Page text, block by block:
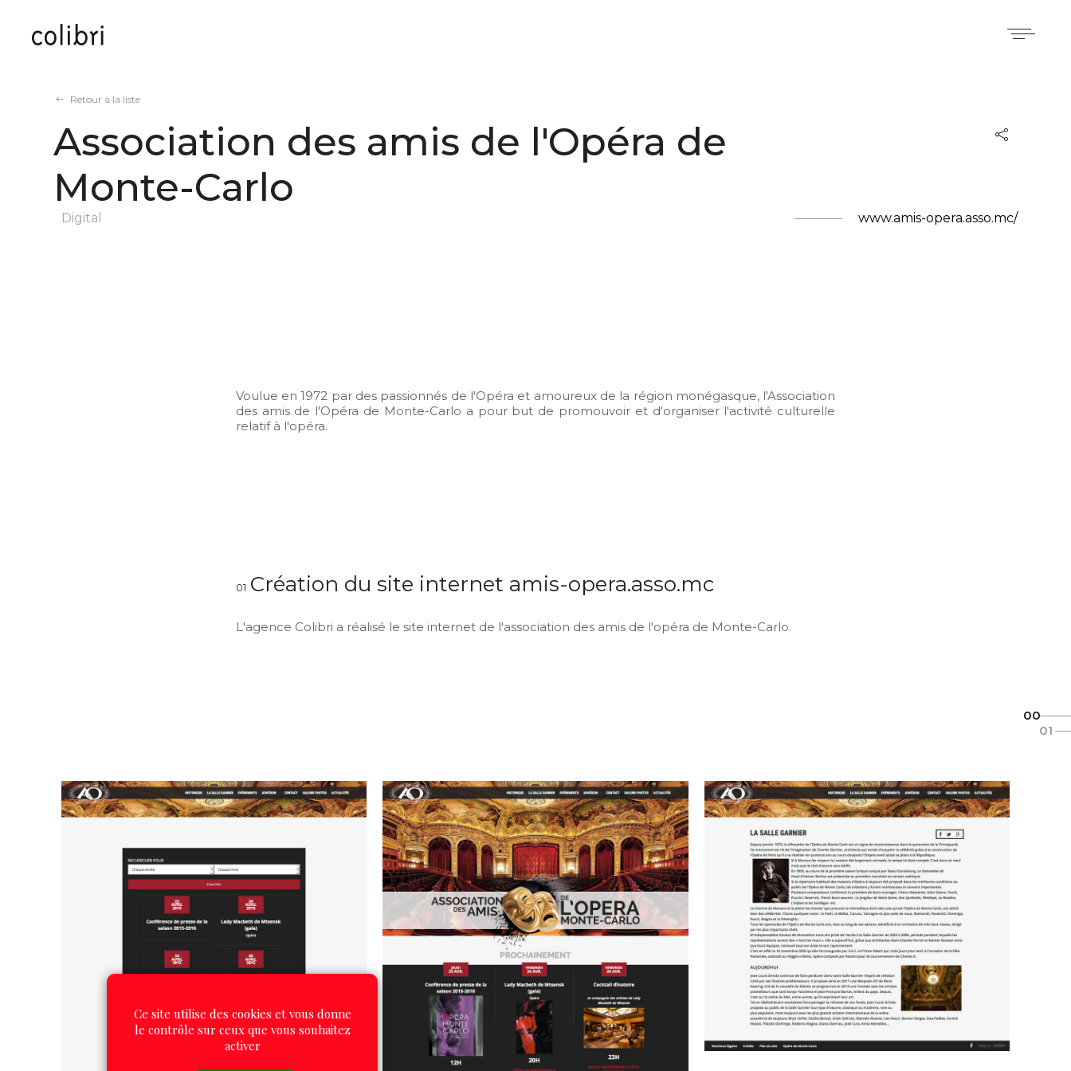
Retour à la liste
Association des amis de l'Opéra de
Monte-Carlo
Digital www.amis-opera.asso.mc/
00
01
Voulue en 1972 par des passionnés de l'Opéra et amoureux de la région monégasque, l'Association
des amis de l'Opéra de Monte-Carlo a pour but de promouvoir et d'organiser l'activité culturelle
relatif à l'opéra.
01 Création du site internet amis-opera.asso.mc
L'agence Colibri a réalisé le site internet de l'association des amis de l'opéra de Monte-Carlo.
Ce site utilise des cookies et vous donne
le contrôle sur ceux que vous souhaitez
activer